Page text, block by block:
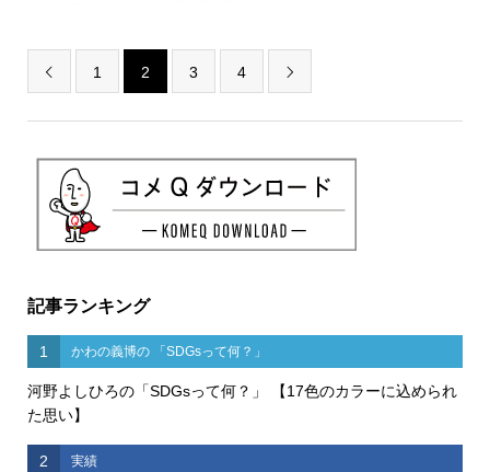
 1 2 3 4 
記事ランキング
1 かわの義博の 「SDGsって何？」
河野よしひろの「SDGsって何？」 【17色のカラーに込められ
た思い】
2 実績